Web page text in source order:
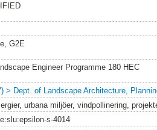
G2E
Engineer Programme 180 HEC
> Dept. of Landscape Architecture,
urbana miljöer, vindpollinering,
s-4014